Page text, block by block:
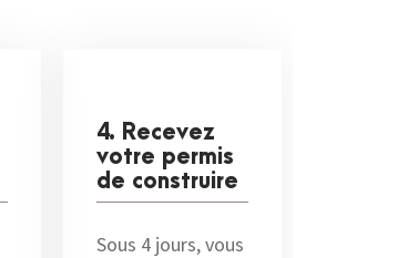
4. Recevez
votre permis
de construire
Sous 4 jours, vous